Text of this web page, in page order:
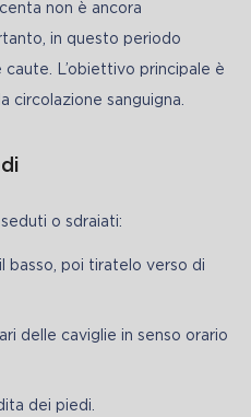
non è ancora
in questo periodo
caute. L’obiettivo principale è
circolazione sanguigna.
o sdraiati:
basso, poi tiratelo verso di
delle caviglie in senso orario
dei piedi.